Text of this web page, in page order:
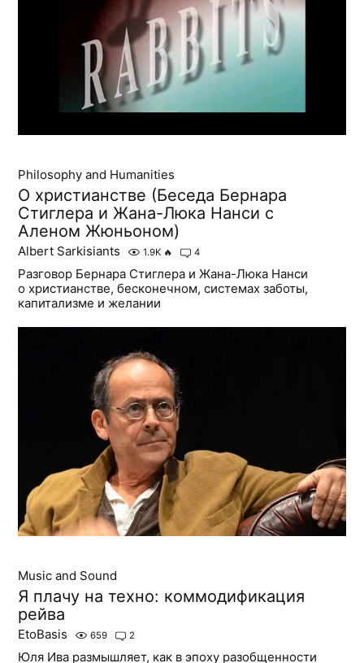
Philosophy and Humanities
О христианстве (Беседа Бернара
Стиглера и Жана-Люка Нанси с
Аленом Жюньоном)
Albert Sarkisiants 1.9K 🔥 4
Разговор Бернара Стиглера и Жана-Люка Нанси
о христианстве, бесконечном, системах заботы,
капитализме и желании
Music and Sound
Я плачу на техно: коммодификация
рейва
EtoBasis 659 2
Юля Ива размышляет, как в эпоху разобщенности